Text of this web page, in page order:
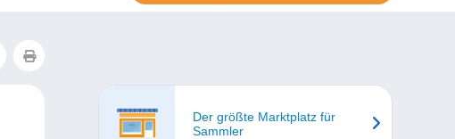
Der größte Marktplatz für
Sammler